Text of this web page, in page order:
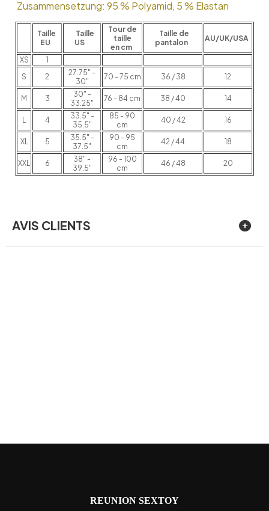
Zusammensetzung: 95 % Polyamid, 5 % Elastan
Taille
EU
Taille
US
Tour de
taille
en cm
Taille de
pantalon
AU/UK/USA
XS
1
S
2
27.75" -
30"
70 - 75 cm 36 / 38 12
M 3
30" -
33.25"
76 - 84 cm 38 / 40 14
L 4
33.5" -
35.5"
85 - 90
cm
40 / 42 16
XL 5
35.5" -
37.5"
90 - 95
cm
42 / 44 18
XXL 6
38" -
39.5"
96 - 100
cm
46 / 48 20
AVIS CLIENTS
REUNION SEXTOY